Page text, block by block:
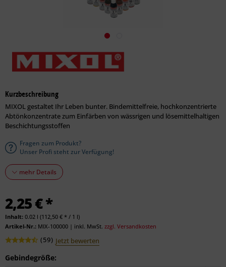
Kurzbeschreibung
MIXOL gestaltet Ihr Leben bunter. Bindemittelfreie, hochkonzentrierte
Abtönkonzentrate zum Einfärben von wässrigen und lösemittelhaltigen
Beschichtungsstoffen
Fragen zum Produkt?
Unser Profi steht zur Verfügung!
mehr Details
2,25 € *
Inhalt: 0.02 l (112,50 € * / 1 l)
Artikel-Nr.: MIX-100000 | inkl. MwSt. zzgl. Versandkosten
(59) Jetzt bewerten
Gebindegröße: